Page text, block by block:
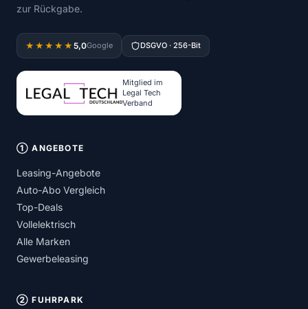
zur Rückgabe.
★★★★★ 5,0Google DSGVO · 256-Bit
Mitglied im
Legal Tech
Verband
① ANGEBOTE
Leasing-Angebote
Auto-Abo Vergleich
Top-Deals
Vollelektrisch
Alle Marken
Gewerbeleasing
② FUHRPARK